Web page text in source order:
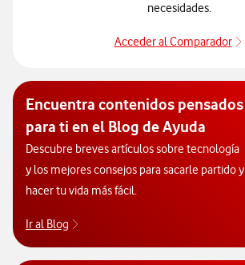
necesidades.
Acceder al Comparador
Encuentra contenidos pensados
para ti en el Blog de Ayuda
Descubre breves artículos sobre tecnología
y los mejores consejos para sacarle partido y
hacer tu vida más fácil.
Ir al Blog